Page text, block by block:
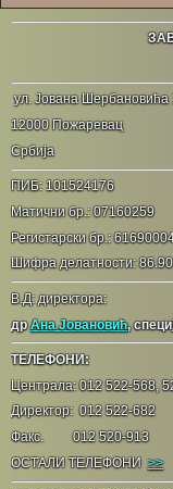
ул. Јована Шербановића
12000 Пожаревац
Србија
ПИБ: 101524176
Матични бр.: 07160259
Регистарски бр.:
Шифра делатности: 86.90
В.Д: директора:
дрАна Јовановић,
ТЕЛЕФОНИ:
Централа: 012 522-568,
Директор: 012 522-682
Факс. 012 520-913
ОСТАЛИ ТЕЛЕФОНИ>>